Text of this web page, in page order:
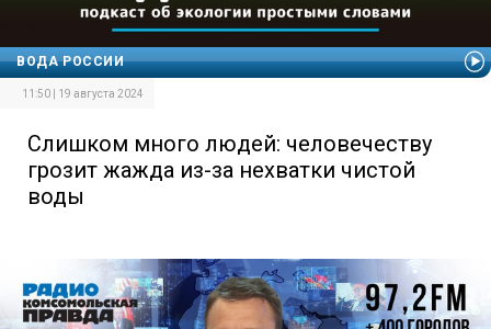
ВОДА РОССИИ
11:50 | 19 августа 2024
Слишком много людей: человечеству
грозит жажда из-за нехватки чистой
воды